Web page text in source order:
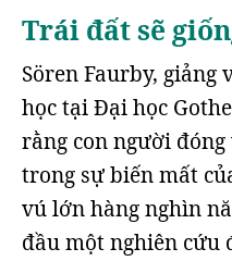
Trái đất sẽ
Sören Faurby, giảng
học tại Đại học
rằng con người
trong sự biến mất
vú lớn hàng nghìn
đầu một nghiên cứu